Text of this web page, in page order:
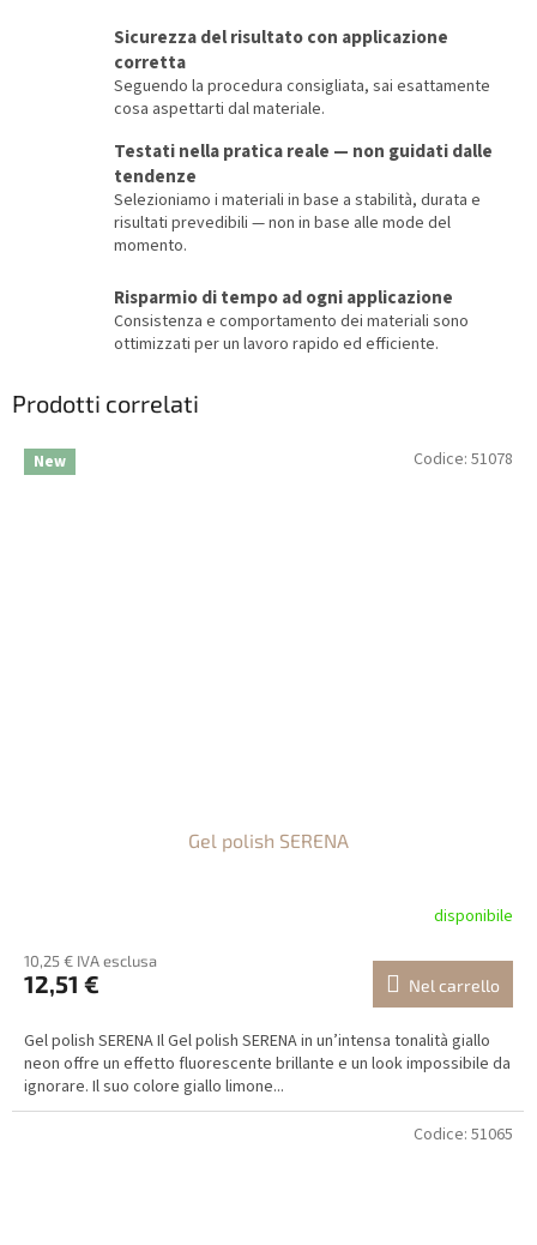
Sicurezza del risultato con applicazione
corretta
Seguendo la procedura consigliata, sai esattamente
cosa aspettarti dal materiale.
Testati nella pratica reale — non guidati dalle
tendenze
Selezioniamo i materiali in base a stabilità, durata e
risultati prevedibili — non in base alle mode del
momento.
Risparmio di tempo ad ogni applicazione
Consistenza e comportamento dei materiali sono
ottimizzati per un lavoro rapido ed efficiente.
Prodotti correlati
New
Gel polish SERENA
disponibile
10,25 € IVA esclusa
12,51 € Nel carrello
Gel polish SERENA Il Gel polish SERENA in un’intensa tonalità giallo
neon offre un effetto fluorescente brillante e un look impossibile da
ignorare. Il suo colore giallo limone...
Codice: 51078
Codice: 51065